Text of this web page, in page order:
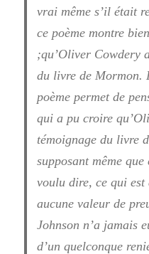
vrai même s’il était
ce poème montre
;qu’Oliver Cowdery
du livre de Mormon.
poème permet de
qui a pu croire
témoignage du livre
supposant même
voulu dire, ce qui
aucune valeur de
Johnson n’a jamais
d’un quelconque